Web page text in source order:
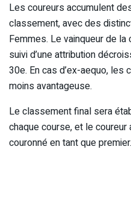
Les coureurs accumulent
classement, avec des
Femmes. Le vainqueur de
suivi d’une attribution
30e. En cas d’ex-aequo,
moins avantageuse.
Le classement final sera
chaque course, et le
couronné en tant que premier.